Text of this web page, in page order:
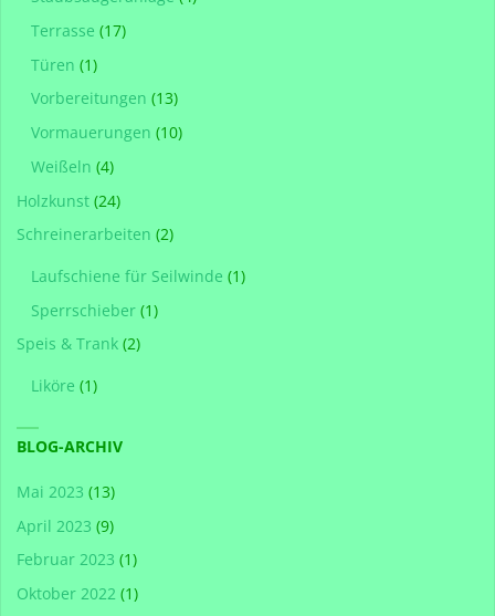
Terrasse (17)
Türen (1)
Vorbereitungen (13)
Vormauerungen (10)
Weißeln (4)
Holzkunst(24)
Schreinerarbeiten (2)
Laufschiene für Seilwinde (1)
Sperrschieber (1)
Speis & Trank(2)
Liköre (1)
BLOG-ARCHIV
Mai 2023 (13)
April 2023 (9)
Februar 2023 (1)
Oktober 2022 (1)